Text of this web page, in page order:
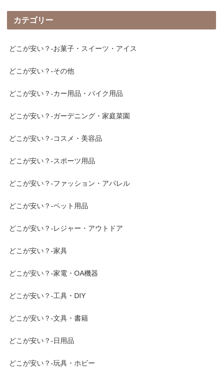
カテゴリー
どこが安い？-お菓子・スイーツ・アイス
どこが安い？-その他
どこが安い？-カー用品・バイク用品
どこが安い？-ガーデニング・家庭菜園
どこが安い？-コスメ・美容品
どこが安い？-スポーツ用品
どこが安い？-ファッション・アパレル
どこが安い？-ペット用品
どこが安い？-レジャー・アウトドア
どこが安い？-家具
どこが安い？-家電・OA機器
どこが安い？-工具・DIY
どこが安い？-文具・書籍
どこが安い？-日用品
どこが安い？-玩具・ホビー